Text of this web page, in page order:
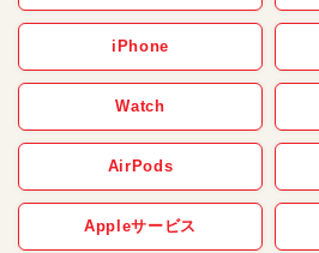
iPhone
Watch
AirPods
Appleサービス